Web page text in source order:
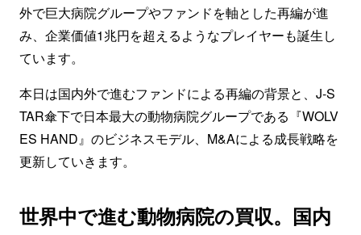
外で巨大病院グループやファンドを軸とした再編が進
み、企業価値1兆円を超えるようなプレイヤーも誕生し
ています。
本日は国内外で進むファンドによる再編の背景と、J-S
TAR傘下で日本最大の動物病院グループである『WOLV
ES HAND』のビジネスモデル、M&Aによる成長戦略を
更新していきます。
世界中で進む動物病院の買収。国内